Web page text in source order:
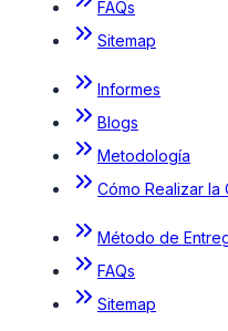
FAQs
Sitemap
Informes
Blogs
Metodología
Cómo Realizar la
Método de
FAQs
Sitemap